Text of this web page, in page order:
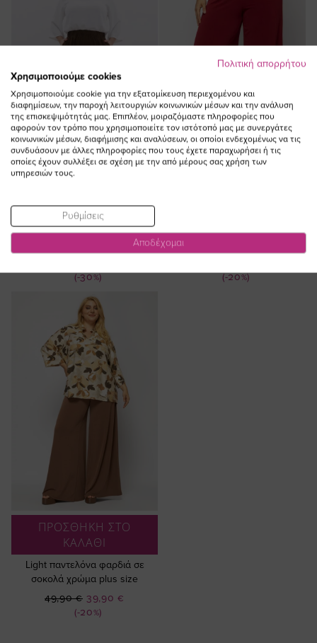
ΚΑΛΑΘΙ
Παντελόνι με λάστιχο σε καφέ
(-30%)
Τιμή
Light παντελόνα φαρδιά σε
μπορντώ χρώμα plus size
(-20%)
Τιμή
ΠΡΟΣΘΗΚΗ ΣΤΟ
ΚΑΛΑΘΙ
Light παντελόνα φαρδιά σε
σοκολά χρώμα plus size
(-20%)
Ειδική
Τιμή
39,90 €
49,90 €
Πολιτική απορρήτου
Χρησιμοποιούμε cookies
Χρησιμοποιούμε cookie για την εξατομίκευση περιεχομένου και
διαφημίσεων, την παροχή λειτουργιών κοινωνικών μέσων και την ανάλυση
της επισκεψιμότητάς μας. Επιπλέον, μοιραζόμαστε πληροφορίες που
αφορούν τον τρόπο που χρησιμοποιείτε τον ιστότοπό μας με συνεργάτες
κοινωνικών μέσων, διαφήμισης και αναλύσεων, οι οποίοι ενδεχομένως να τις
συνδυάσουν με άλλες πληροφορίες που τους έχετε παραχωρήσει ή τις
οποίες έχουν συλλέξει σε σχέση με την από μέρους σας χρήση των
υπηρεσιών τους.
Ρυθμίσεις
Αποδέχομαι